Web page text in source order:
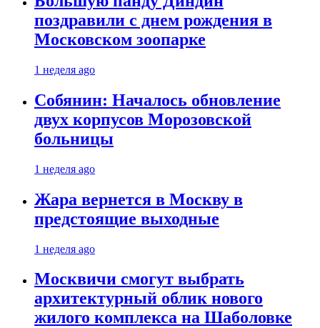
поздравили с днем рождения в
Московском зоопарке
1 неделя ago
Собянин: Началось обновление
двух корпусов Морозовской
больницы
1 неделя ago
Жара вернется в Москву в
предстоящие выходные
1 неделя ago
Москвичи смогут выбрать
архитектурный облик нового
жилого комплекса на Шаболовке